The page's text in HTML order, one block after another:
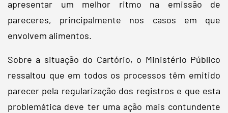
apresentar um melhor ritmo na emissão de
pareceres, principalmente nos casos em que
envolvem alimentos.
Sobre a situação do Cartório, o Ministério Público
ressaltou que em todos os processos têm emitido
parecer pela regularização dos registros e que esta
problemática deve ter uma ação mais contundente